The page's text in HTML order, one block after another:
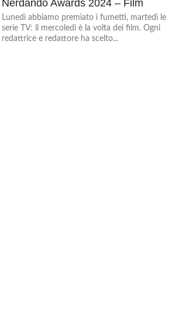
Nerdando Awards 2024 – Film
Lunedì abbiamo premiato i fumetti, martedì le
serie TV: il mercoledì è la volta dei film. Ogni
redattrice e redattore ha scelto...